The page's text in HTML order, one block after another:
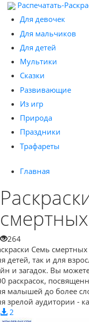
Распечатать-
Для девочек
Для мальчиков
Для детей
Мультики
Сказки
Развивающие
Из игр
Природа
Праздники
Трафареты
Главная
264
Семь смертных
детей, так и для
и загадок. Вы
раскрасок,
малышей до более
зрелой аудитории -
2